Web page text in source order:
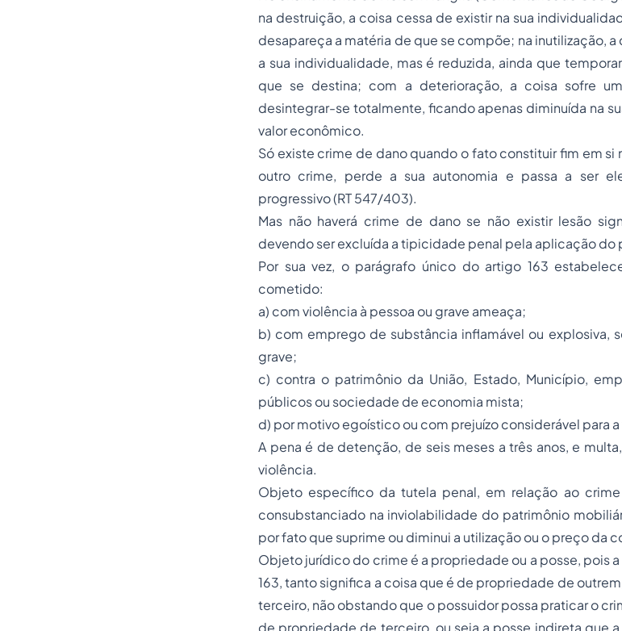
na destruição, a coisa cessa de existir na sua
desapareça a matéria de que se compõe; na inutilização,
a sua individualidade, mas é reduzida, ainda que
que se destina; com a deterioração, a coisa sofre
desintegrar-se totalmente, ficando apenas diminuída na
valor econômico.
Só existe crime de dano quando o fato constituir fim em
outro crime, perde a sua autonomia e passa a ser
progressivo (RT 547/403).
Mas não haverá crime de dano se não existir lesão
devendo ser excluída a tipicidade penal pela aplicação do
Por sua vez, o parágrafo único do artigo 163
cometido:
a) com violência à pessoa ou grave ameaça;
b) com emprego de substância inflamável ou explosiva,
grave;
c) contra o patrimônio da União, Estado, Município,
públicos ou sociedade de economia mista;
d) por motivo egoístico ou com prejuízo considerável para a
A pena é de detenção, de seis meses a três anos, e
violência.
Objeto específico da tutela penal, em relação ao
consubstanciado na inviolabilidade do patrimônio
por fato que suprime ou diminui a utilização ou o preço da
Objeto jurídico do crime é a propriedade ou a posse, pois
163, tanto significa a coisa que é de propriedade de
terceiro, não obstando que o possuidor possa praticar o
de propriedade de terceiro, ou seja a posse indireta que